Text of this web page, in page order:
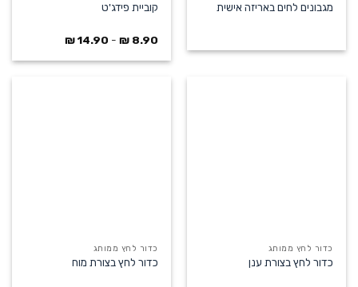
מגבונים לחים באריזה אישית קוביית פידג'ט
8.90
₪
-
14.90
₪
כדור לחץ ממותג
כדור לחץ בצורת ענן
כדור לחץ ממותג
כדור לחץ בצורת מוח